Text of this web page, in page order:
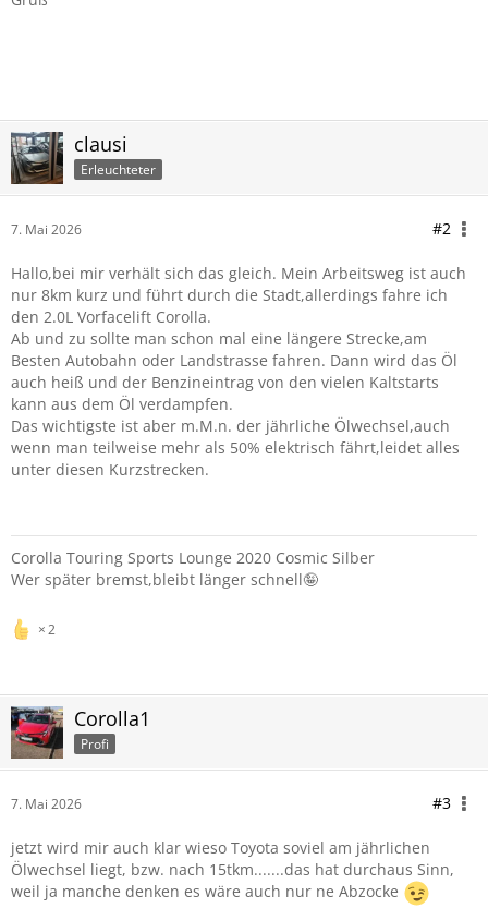
clausi
Erleuchteter
7. Mai 2026 #2
Hallo,bei mir verhält sich das gleich. Mein Arbeitsweg ist auch
nur 8km kurz und führt durch die Stadt,allerdings fahre ich
den 2.0L Vorfacelift Corolla.
Ab und zu sollte man schon mal eine längere Strecke,am
Besten Autobahn oder Landstrasse fahren. Dann wird das Öl
auch heiß und der Benzineintrag von den vielen Kaltstarts
kann aus dem Öl verdampfen.
Das wichtigste ist aber m.M.n. der jährliche Ölwechsel,auch
wenn man teilweise mehr als 50% elektrisch fährt,leidet alles
unter diesen Kurzstrecken.
Corolla Touring Sports Lounge 2020 Cosmic Silber
Wer später bremst,bleibt länger schnell🤪
2
Corolla1
Profi
7. Mai 2026 #3
jetzt wird mir auch klar wieso Toyota soviel am jährlichen
Ölwechsel liegt, bzw. nach 15tkm.......das hat durchaus Sinn,
weil ja manche denken es wäre auch nur ne Abzocke